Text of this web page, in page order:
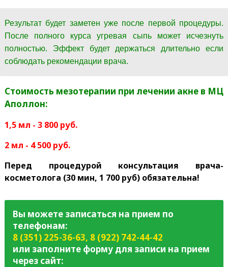
Результат будет заметен уже после первой процедуры.
После полного курса угревая сыпь может исчезнуть
полностью. Эффект будет держаться длительно если
соблюдать рекомендации врача.
Стоимость мезотерапии при лечении акне в МЦ
Аполлон:
1,5 мл - 3 800 руб.
2 мл - 4 500 руб.
Перед процедурой консультация врача-
косметолога (30 мин, 1 700 руб) обязательна!
Вы можете записаться на прием по
телефонам:
8 (351) 225-36-63, 8 (922) 742-44-42
или заполните форму для записи на прием
через сайт: